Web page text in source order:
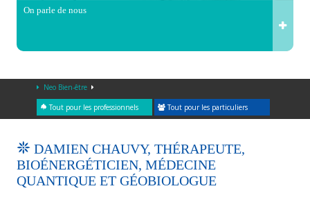
On parle de nous
Neo Bien-être
Tout pour les professionnels Tout pour les particuliers
DAMIEN CHAUVY, THÉRAPEUTE,
BIOÉNERGÉTICIEN, MÉDECINE
QUANTIQUE ET GÉOBIOLOGUE